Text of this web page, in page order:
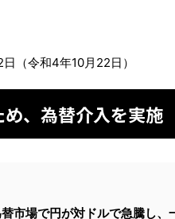
（令和4年10月22日）
、為替介入を実施
市場で円が対ドルで急騰し、